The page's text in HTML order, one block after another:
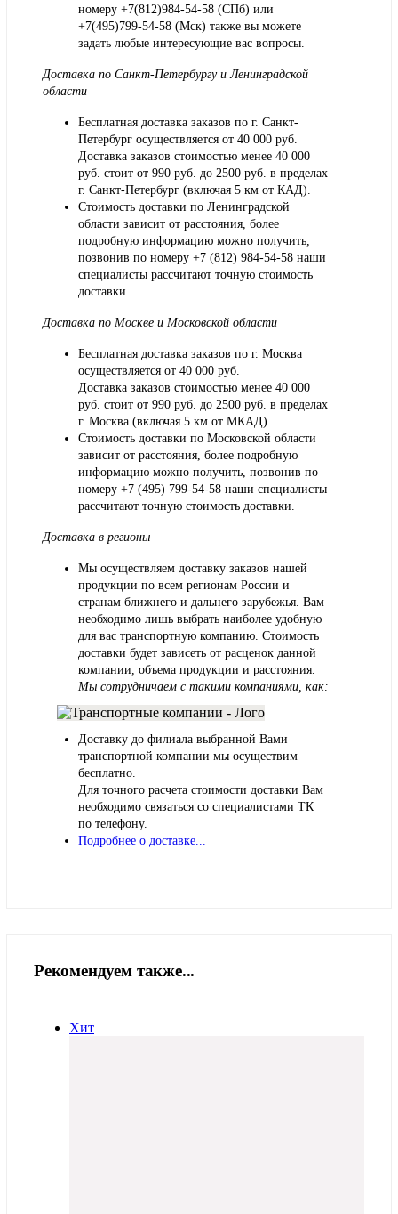
номеру +7(812)984-54-58 (СПб) или
+7(495)799-54-58 (Мск) также вы можете
задать любые интересующие вас вопросы.
Доставка по Санкт-Петербургу и Ленинградской
области
Бесплатная доставка заказов по г. Санкт-
Петербург осуществляется от 40 000 руб.
Доставка заказов стоимостью менее 40 000
руб. стоит от 990 руб. до 2500 руб. в пределах
г. Санкт-Петербург (включая 5 км от КАД).
Стоимость доставки по Ленинградской
области зависит от расстояния, более
подробную информацию можно получить,
позвонив по номеру +7 (812) 984-54-58 наши
специалисты рассчитают точную стоимость
доставки.
Доставка по Москве и Московской области
Бесплатная доставка заказов по г. Москва
осуществляется от 40 000 руб.
Доставка заказов стоимостью менее 40 000
руб. стоит от 990 руб. до 2500 руб. в пределах
г. Москва (включая 5 км от МКАД).
Стоимость доставки по Московской области
зависит от расстояния, более подробную
информацию можно получить, позвонив по
номеру +7 (495) 799-54-58 наши специалисты
рассчитают точную стоимость доставки.
Доставка в регионы
Мы осуществляем доставку заказов нашей
продукции по всем регионам России и
странам ближнего и дальнего зарубежья. Вам
необходимо лишь выбрать наиболее удобную
для вас транспортную компанию. Стоимость
доставки будет зависеть от расценок данной
компании, объема продукции и расстояния.
Мы сотрудничаем с такими компаниями, как:
Доставку до филиала выбранной Вами
транспортной компании мы осуществим
бесплатно.
Для точного расчета стоимости доставки Вам
необходимо связаться со специалистами ТК
по телефону.
Подробнее о доставке...
Рекомендуем также...
Хит